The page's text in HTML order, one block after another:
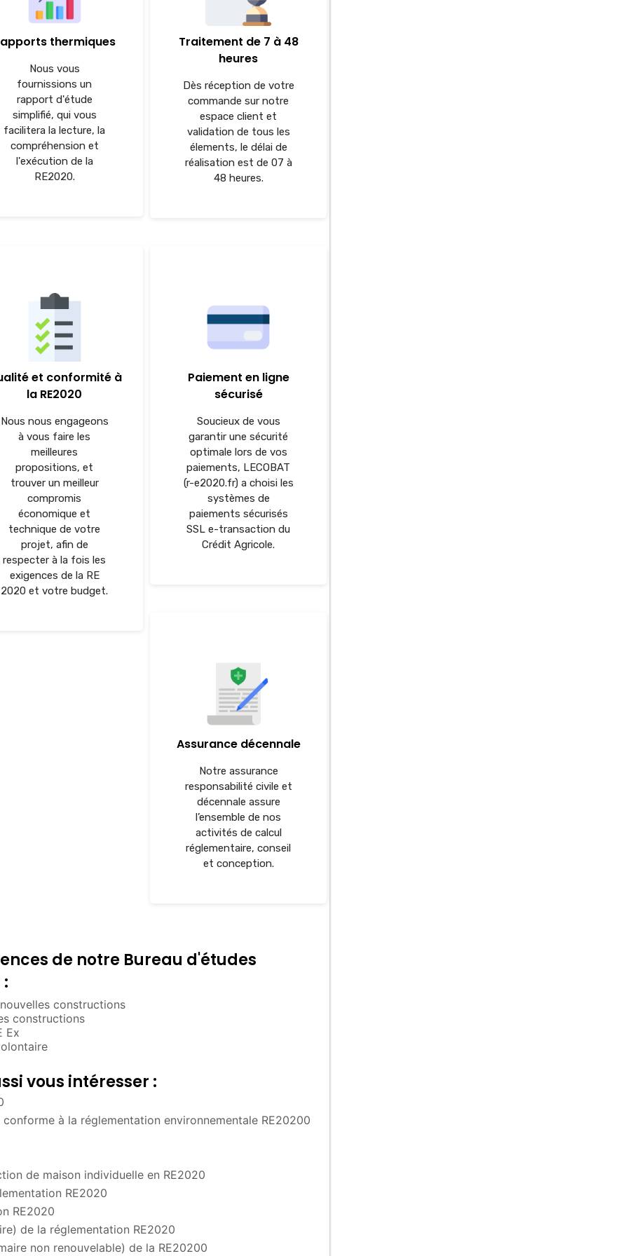
thermiques
Nous vous
fournissions un
rapport d'étude
simplifié, qui vous
facilitera la lecture, la
compréhension et
l'exécution de la
RE2020.
Traitement de 7 à 48
heures
Dès réception de votre
commande sur notre
espace client et
validation de tous les
élements, le délai de
réalisation est de 07 à
48 heures.
et conformité à
la RE2020
Nous nous engageons
à vous faire les
meilleures
propositions, et
trouver un meilleur
compromis
économique et
technique de votre
projet, afin de
respecter à la fois les
exigences de la RE
2020 et votre budget.
Paiement en ligne
sécurisé
Soucieux de vous
garantir une sécurité
optimale lors de vos
paiements, LECOBAT
(r-e2020.fr) a choisi les
systèmes de
paiements sécurisés
SSL e-transaction du
Crédit Agricole.
Assurance décennale
Notre assurance
responsabilité civile et
décennale assure
l’ensemble de nos
activités de calcul
réglementaire, conseil
et conception.
de notre Bureau d'études
constructions
constructions
Ex
vous intéresser :
à la réglementation environnementale RE20200
de maison individuelle en RE2020
RE2020
RE2020
de la réglementation RE2020
non renouvelable) de la RE20200